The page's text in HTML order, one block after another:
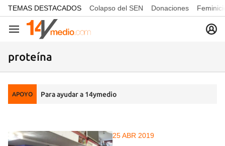
common.go-to-content
TEMAS DESTACADOS Colapso del SEN Donaciones
Navegación
proteína
APOYO Para ayudar a 14ymedio
25 ABR 2019